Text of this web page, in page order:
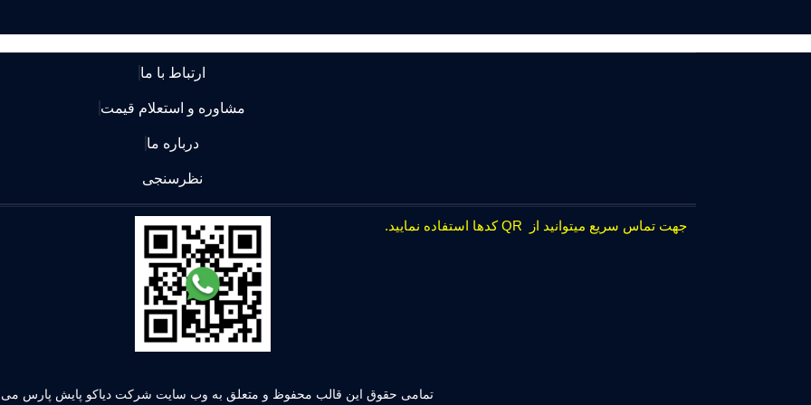
ارتباط با ما
مشاوره و استعلام قیمت
درباره ما
نظرسنجی
جهت تماس سریع میتوانید از QR کدها استفاده نمایید.
تمامی حقوق این قالب محفوظ و متعلق به وب سایت شرکت دیاکو پایش پارس می